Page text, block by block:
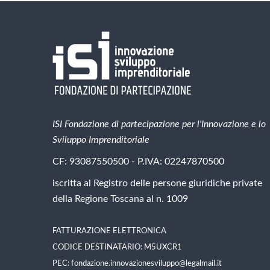
ISI Fondazione di partecipazione per l'Innovazione e lo
Sviluppo Imprenditoriale
CF: 93087550500 - P.IVA: 02247870500
iscritta al Registro delle persone giuridiche private
della Regione Toscana al n. 1009
FATTURAZIONE ELETTRONICA
CODICE DESTINATARIO: M5UXCR1
PEC: fondazione.innovazionesviluppo@legalmail.it